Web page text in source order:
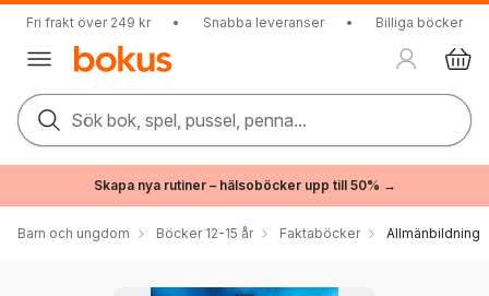
Fri frakt över 249 kr • Snabba leveranser • Billiga böcker
Sök bok, spel, pussel, penna...
Skapa nya rutiner – hälsoböcker upp till 50% →
Barn och ungdom Böcker 12-15 år Faktaböcker Allmänbildning